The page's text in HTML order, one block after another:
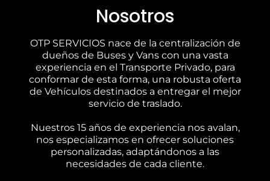
Nosotros
OTP SERVICIOS nace de la centralización de
dueños de Buses y Vans con una vasta
experiencia en el Transporte Privado, para
conformar de esta forma, una robusta oferta
de Vehículos destinados a entregar el mejor
servicio de traslado.
Nuestros 15 años de experiencia nos avalan,
nos especializamos en ofrecer soluciones
personalizadas, adaptándonos a las
necesidades de cada cliente.